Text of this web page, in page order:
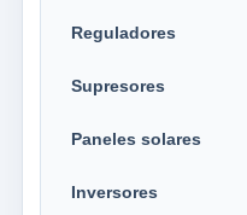
Reguladores
Supresores
Paneles solares
Inversores